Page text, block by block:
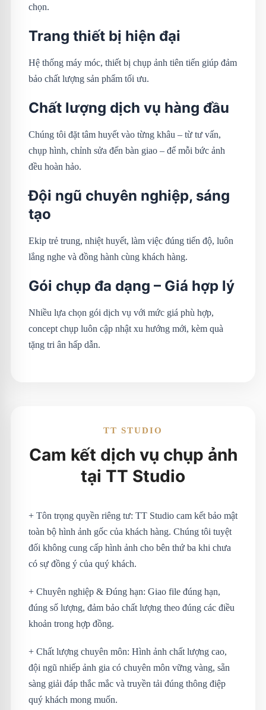
chọn.
Trang thiết bị hiện đại
Hệ thống máy móc, thiết bị chụp ảnh tiên tiến giúp đảm
bảo chất lượng sản phẩm tối ưu.
Chất lượng dịch vụ hàng đầu
Chúng tôi đặt tâm huyết vào từng khâu – từ tư vấn,
chụp hình, chỉnh sửa đến bàn giao – để mỗi bức ảnh
đều hoàn hảo.
Đội ngũ chuyên nghiệp, sáng
tạo
Ekip trẻ trung, nhiệt huyết, làm việc đúng tiến độ, luôn
lắng nghe và đồng hành cùng khách hàng.
Gói chụp đa dạng – Giá hợp lý
Nhiều lựa chọn gói dịch vụ với mức giá phù hợp,
concept chụp luôn cập nhật xu hướng mới, kèm quà
tặng tri ân hấp dẫn.
TT STUDIO
Cam kết dịch vụ chụp ảnh
tại TT Studio
+ Tôn trọng quyền riêng tư: TT Studio cam kết bảo mật
toàn bộ hình ảnh gốc của khách hàng. Chúng tôi tuyệt
đối không cung cấp hình ảnh cho bên thứ ba khi chưa
có sự đồng ý của quý khách.
+ Chuyên nghiệp & Đúng hạn: Giao file đúng hạn,
đúng số lượng, đảm bảo chất lượng theo đúng các điều
khoản trong hợp đồng.
+ Chất lượng chuyên môn: Hình ảnh chất lượng cao,
đội ngũ nhiếp ảnh gia có chuyên môn vững vàng, sẵn
sàng giải đáp thắc mắc và truyền tải đúng thông điệp
quý khách mong muốn.